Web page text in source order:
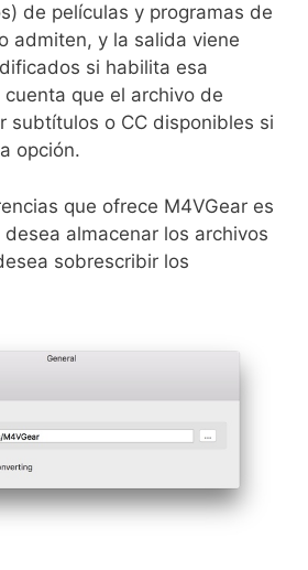
de películas y programas de
admiten, y la salida viene
si habilita esa
que el archivo de
subtítulos o CC disponibles si
opción.
que ofrece M4VGear es
almacenar los archivos
sobrescribir los